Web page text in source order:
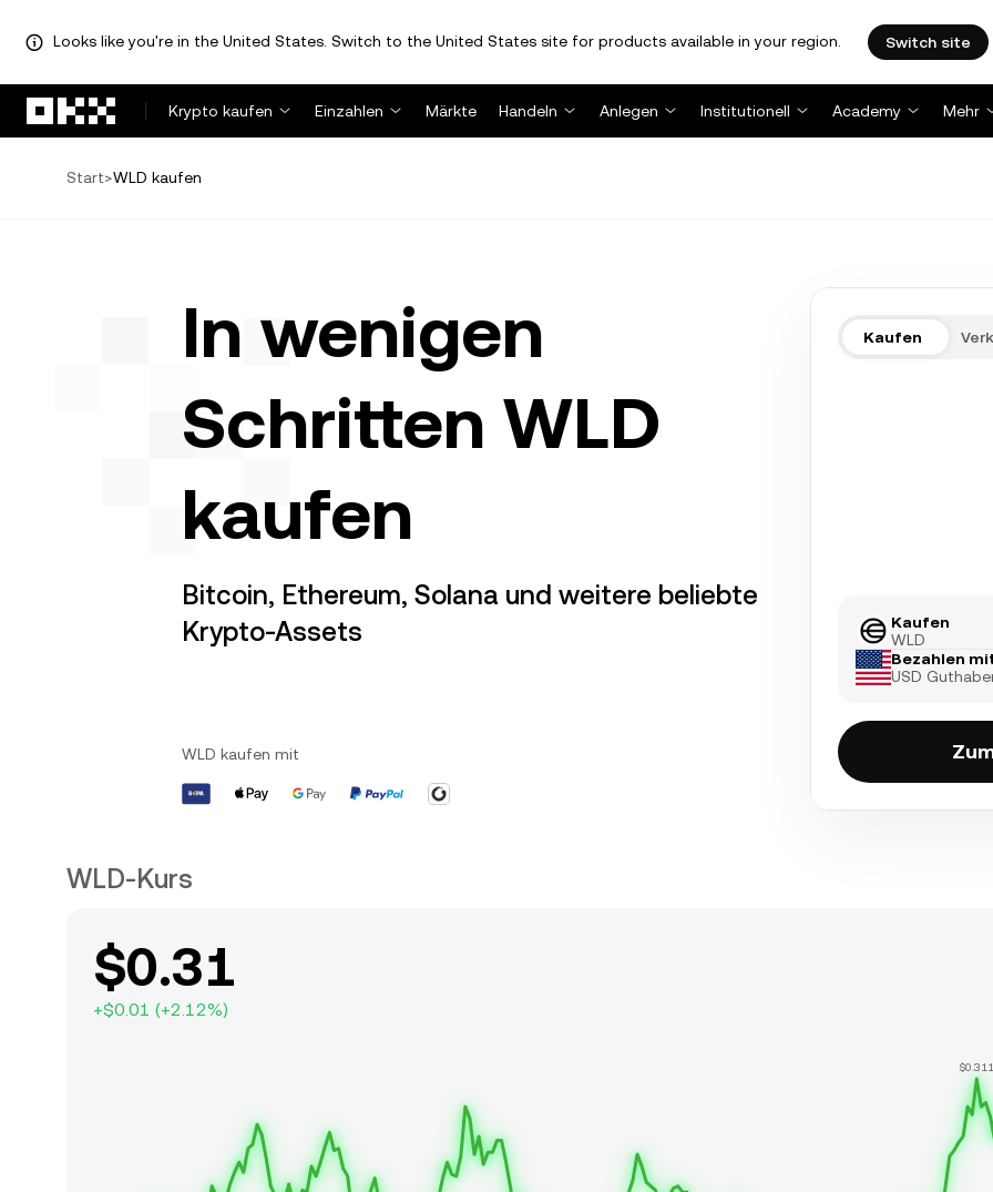
Looks like you're in the United States. Switch to the United States site for products available in your region. Switch site
Krypto kaufen
Einzahlen Märkte Handeln Anlegen Institutionell Academy Mehr
Start>WLD kaufen
In wenigen
Schritten WLD
kaufen
Bitcoin, Ethereum, Solana und weitere beliebte
Krypto-Assets
Kaufen
Kaufen
WLD
Bezahlen
USD
WLD kaufen mit
WLD-Kurs
$0.31
+$0.01 (+2.12%)
$0.311